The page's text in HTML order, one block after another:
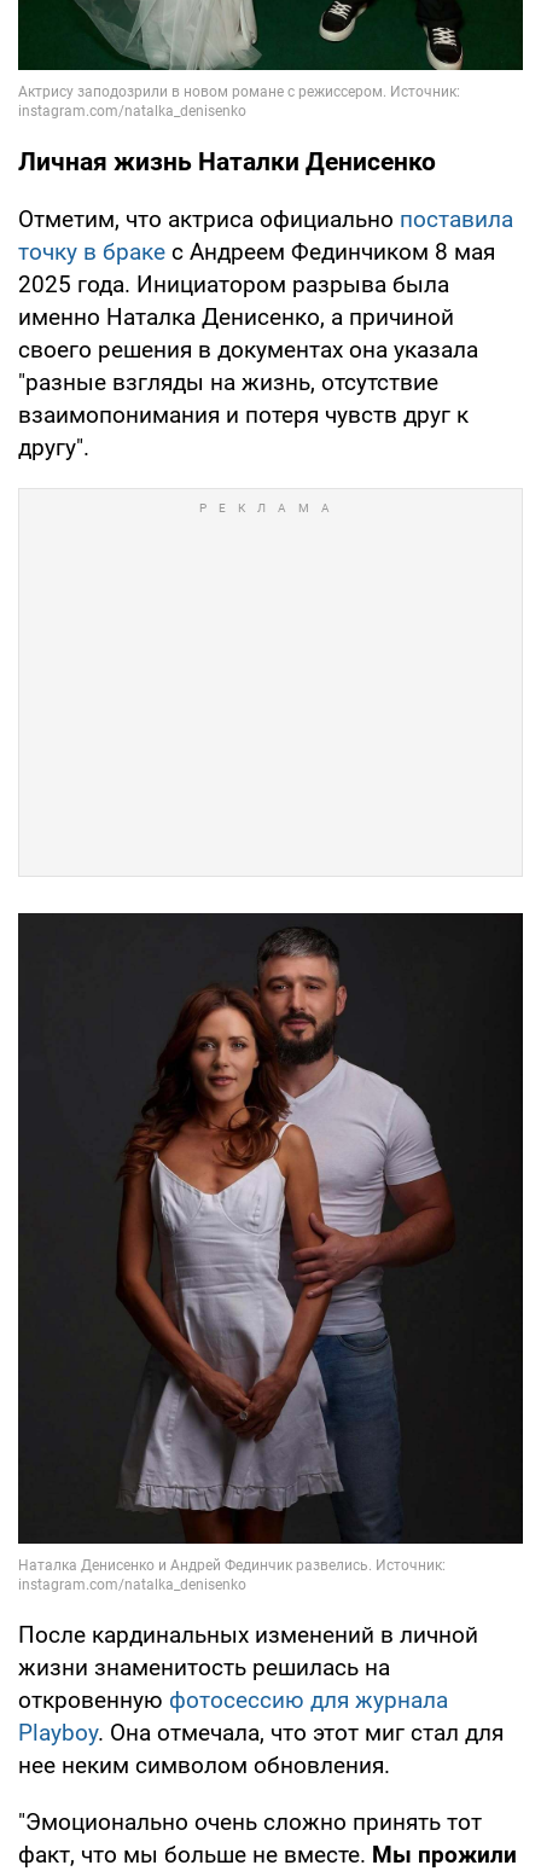
Личная жизнь Наталки Денисенко
Отметим, что актриса официально поставила
точку в браке с Андреем Фединчиком 8 мая
2025 года. Инициатором разрыва была
именно Наталка Денисенко, а причиной
своего решения в документах она указала
"разные взгляды на жизнь, отсутствие
взаимопонимания и потеря чувств друг к
другу".
После кардинальных изменений в личной
жизни знаменитость решилась на
откровенную фотосессию для журнала
Playboy. Она отмечала, что этот миг стал для
нее неким символом обновления.
"Эмоционально очень сложно принять тот
факт, что мы больше не вместе. Мы прожили